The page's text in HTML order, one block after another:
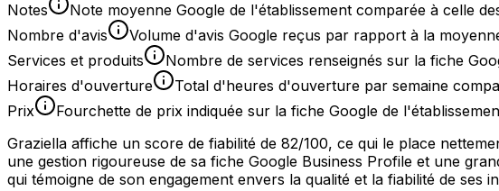
Notes
Note moyenne Google de l'établissement comparée à celle
Nombre d'avis
Volume d'avis Google reçus par rapport à la
Services et produits
Nombre de services renseignés sur la fiche
Horaires d'ouverture
Total d'heures d'ouverture par semaine
Prix
Fourchette de prix indiquée sur la fiche Google de
Graziella affiche un score de fiabilité de 82/100, ce qui le place
une gestion rigoureuse de sa fiche Google Business Profile et une
qui témoigne de son engagement envers la qualité et la fiabilité de ses